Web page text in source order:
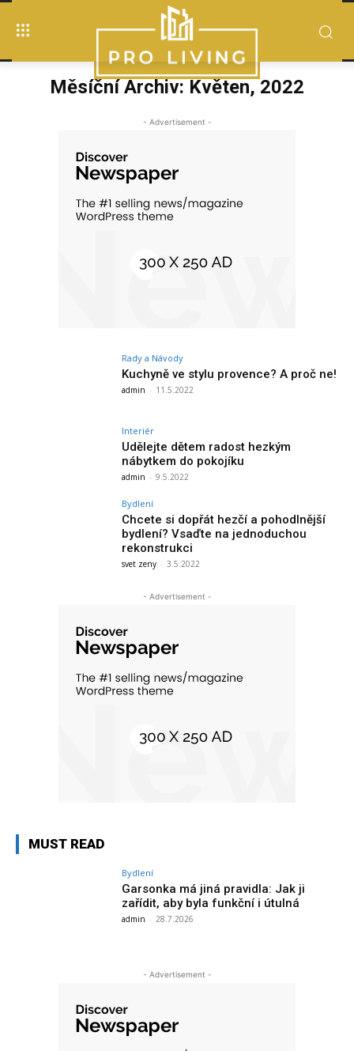
Měsíční Archiv: Květen, 2022
- Advertisement -
Rady a Návody
Kuchyně ve stylu provence? A proč ne!
admin - 11.5.2022
Interiér
Udělejte dětem radost hezkým
nábytkem do pokojíku
admin - 9.5.2022
Bydlení
Chcete si dopřát hezčí a pohodlnější
bydlení? Vsaďte na jednoduchou
rekonstrukci
svet zeny - 3.5.2022
- Advertisement -
MUST READ
Bydlení
Garsonka má jiná pravidla: Jak ji
zařídit, aby byla funkční i útulná
admin - 28.7.2026
- Advertisement -